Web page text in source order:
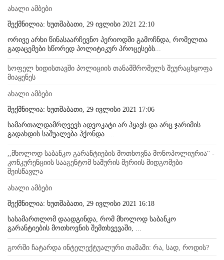
ახალი ამბები
შექმნილია: ხუთშაბათი, 29 ივლისი 2021 22:10
ორივე არხი წინასაარჩევნო პერიოდში გამოჩნდა, რომელთა
გადაცემები სწორედ პოლიტიკურ პროცესებს...
სოფელ ხიდისთავში პოლიციის თანამშრომელს შეურაცხყოფა
მიაყენეს
ახალი ამბები
შექმნილია: ხუთშაბათი, 29 ივლისი 2021 17:06
სამართალდამრღვევს ადვოკატი არ ჰყავს და არც ჯარიმის
გადახდის საშუალება ჰქონდა. ...
,,მხოლოდ საბანკო გარანტიების მოთხოვნა მონოპოლიურია'' -
კონკურენციის სააგენტომ ხაშურის მერიის მიდგომები
შეისწავლა
ახალი ამბები
შექმნილია: ხუთშაბათი, 29 ივლისი 2021 16:18
სასამართლომ დაადგინდა, რომ მხოლოდ საბანკო
გარანტიების მოთხოვნის შემთხვევაში, ...
გორში ჩატარდა ინტელექტუალური თამაში: რა, სად, როდის?